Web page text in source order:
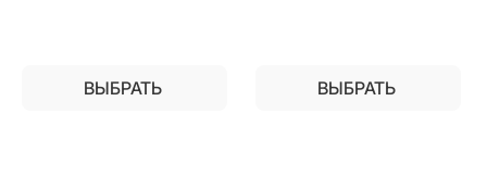
ВЫБРАТЬ ВЫБРАТЬ